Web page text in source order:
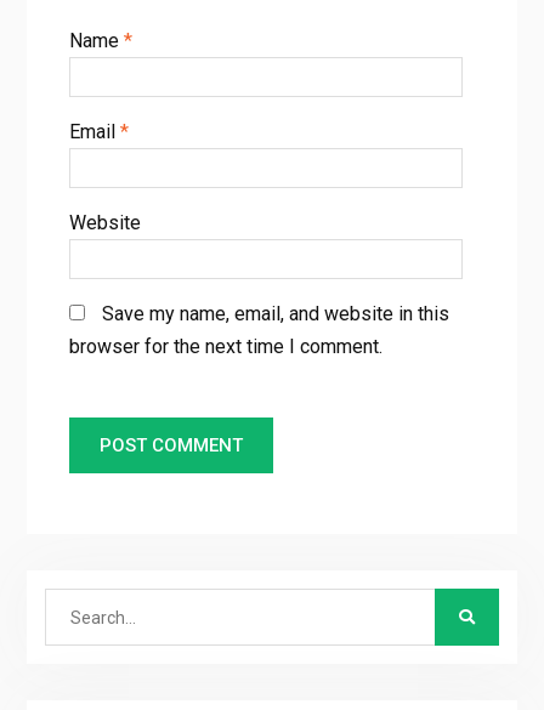
Name *
Email *
Website
Save my name, email, and website in this
browser for the next time I comment.